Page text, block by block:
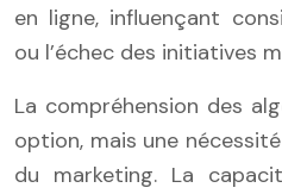
en ligne, influençant
ou l’échec des initiatives
La compréhension des
option, mais une
du marketing. La